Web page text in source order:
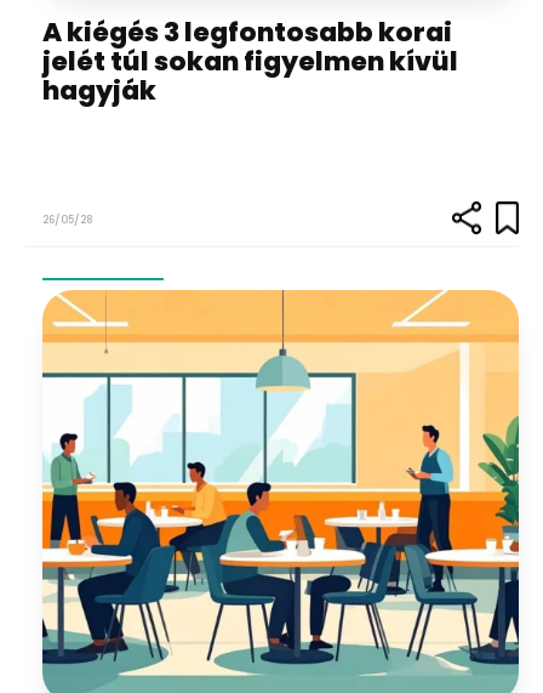
A kiégés 3 legfontosabb korai
jelét túl sokan figyelmen kívül
hagyják
26/05/28